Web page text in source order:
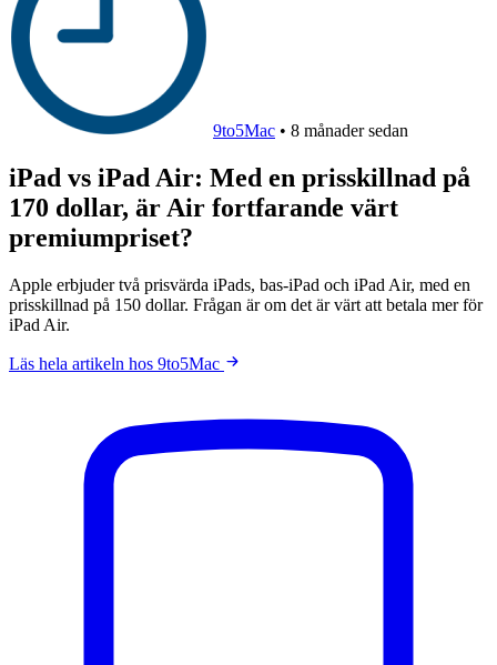
9to5Mac • 8 månader sedan
iPad vs iPad Air: Med en prisskillnad på
170 dollar, är Air fortfarande värt
premiumpriset?
Apple erbjuder två prisvärda iPads, bas-iPad och iPad Air, med en
prisskillnad på 150 dollar. Frågan är om det är värt att betala mer för
iPad Air.
Läs hela artikeln hos 9to5Mac